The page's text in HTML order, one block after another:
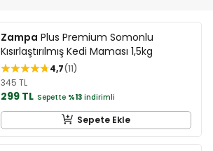
Zampa Plus Premium Somonlu
Kısırlaştırılmış Kedi Maması 1,5kg
4,7 11
345 TL
299 TL Sepette %13 indirimli
Sepete Ekle